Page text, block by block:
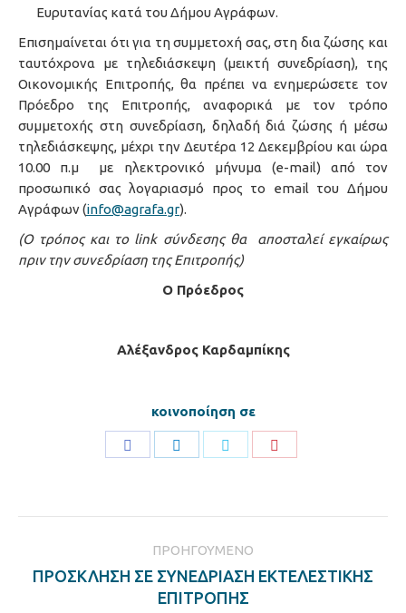
Ευρυτανίας κατά του Δήμου Αγράφων.
Επισημαίνεται ότι για τη συμμετοχή σας, στη δια ζώσης και
ταυτόχρονα με τηλεδιάσκεψη (μεικτή συνεδρίαση), της
Οικονομικής Επιτροπής, θα πρέπει να ενημερώσετε τον
Πρόεδρο της Επιτροπής, αναφορικά με τον τρόπο
συμμετοχής στη συνεδρίαση, δηλαδή διά ζώσης ή μέσω
τηλεδιάσκεψης, μέχρι την Δευτέρα 12 Δεκεμβρίου και ώρα
10.00 π.μ με ηλεκτρονικό μήνυμα (e-mail) από τον
προσωπικό σας λογαριασμό προς το email του Δήμου
Αγράφων (info@agrafa.gr).
(Ο τρόπος και το link σύνδεσης θα αποσταλεί εγκαίρως
πριν την συνεδρίαση της Επιτροπής)
O Πρόεδρος
Αλέξανδρος Καρδαμπίκης
κοινοποίηση σε
ΠΡΟΗΓΟΎΜΕΝΟ
Previous
post:
ΠΡΟΣΚΛΗΣΗ ΣΕ ΣΥΝΕΔΡΙΑΣΗ ΕΚΤΕΛΕΣΤΙΚΗΣ
ΕΠΙΤΡΟΠΗΣ